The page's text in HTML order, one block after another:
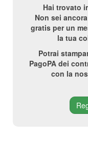
Hai trovato
Non sei
gratis per un
la tua
Potrai
PagoPA dei
con la